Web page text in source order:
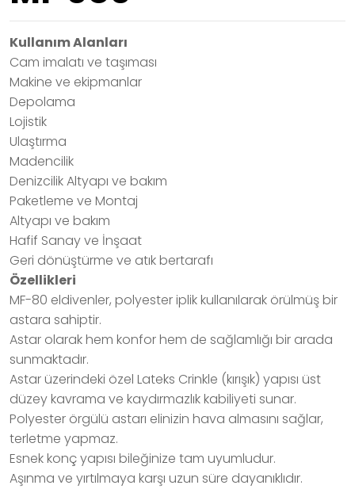
Kullanım Alanları
Cam imalatı ve taşıması
Makine ve ekipmanlar
Depolama
Lojistik
Ulaştırma
Madencilik
Denizcilik Altyapı ve bakım
Paketleme ve Montaj
Altyapı ve bakım
Hafif Sanay ve İnşaat
Geri dönüştürme ve atık bertarafı
Özellikleri
MF-80 eldivenler, polyester iplik kullanılarak örülmüş bir
astara sahiptir.
Astar olarak hem konfor hem de sağlamlığı bir arada
sunmaktadır.
Astar üzerindeki özel Lateks Crinkle (kırışık) yapısı üst
düzey kavrama ve kaydırmazlık kabiliyeti sunar.
Polyester örgülü astarı elinizin hava almasını sağlar,
terletme yapmaz.
Esnek konç yapısı bileğinize tam uyumludur.
Aşınma ve yırtılmaya karşı uzun süre dayanıklıdır.